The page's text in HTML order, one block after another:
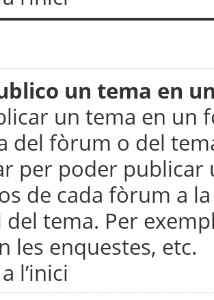
un tema en
un tema en un
del fòrum o del
per poder publicar
de cada fòrum a
tema. Per
les enquestes, etc.
l’inici